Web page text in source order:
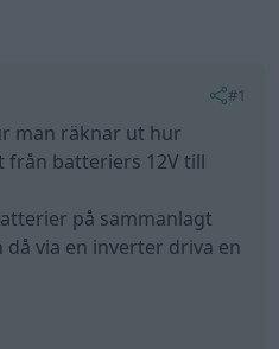
#1
man räknar ut hur
från batteriers 12V till
på sammanlagt
via en inverter driva en